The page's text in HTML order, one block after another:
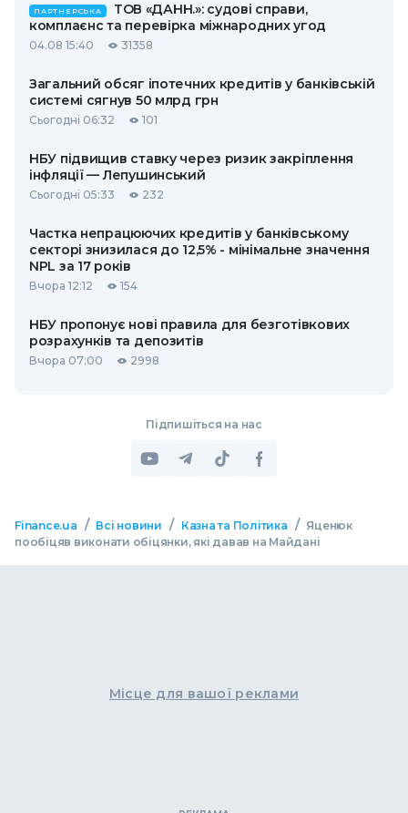
ПАРТНЕРСЬКА
ТОВ «ДАНН.»: судові справи,
комплаєнс та перевірка міжнародних угод
04.08 15:40 31358
Загальний обсяг іпотечних кредитів у банківській
системі сягнув 50 млрд грн
Сьогодні 06:32 101
НБУ підвищив ставку через ризик закріплення
інфляції — Лепушинський
Сьогодні 05:33 232
Частка непрацюючих кредитів у банківському
секторі знизилася до 12,5% - мінімальне значення
NPL за 17 років
Вчора 12:12 154
НБУ пропонує нові правила для безготівкових
розрахунків та депозитів
Вчора 07:00 2998
Підпишіться на нас
Finance.ua / Всі новини / Казна та Політика / Яценюк
пообіцяв виконати обіцянки, які давав на Майдані
Місце для вашої реклами